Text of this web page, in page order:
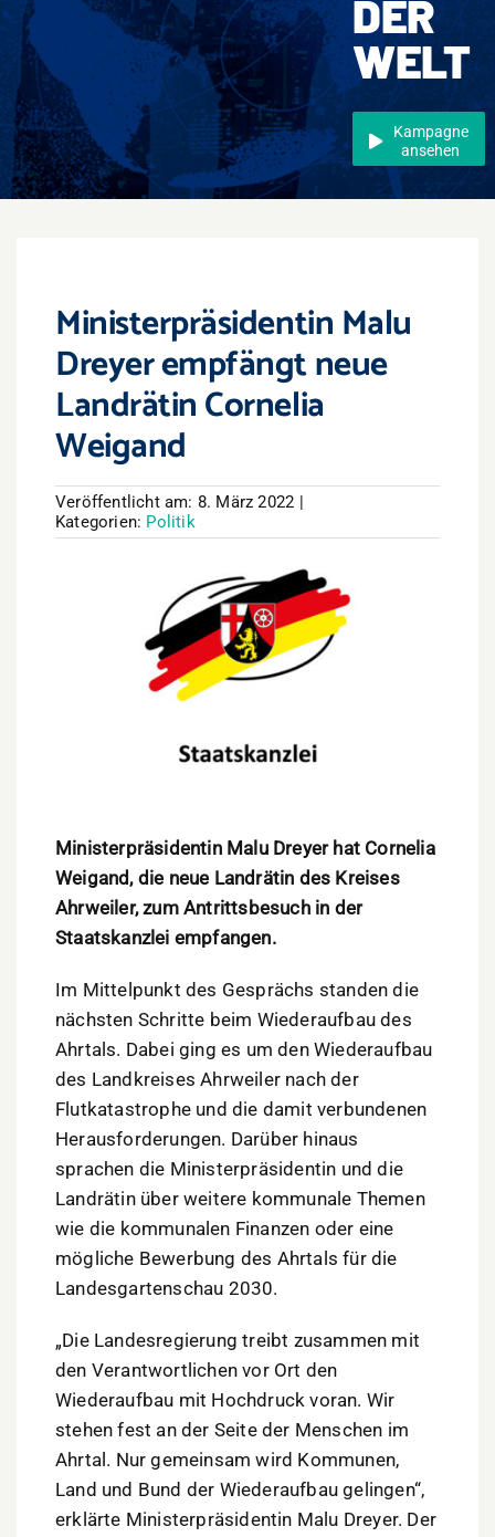
Events
Überregional
Jobs
Newsletter
DER
WELT
Kampagne
ansehen
Ministerpräsidentin Malu
Dreyer empfängt neue
Landrätin Cornelia
Weigand
Veröffentlicht am: 8. März 2022 |
Kategorien: Politik
Ministerpräsidentin Malu Dreyer hat Cornelia
Weigand, die neue Landrätin des Kreises
Ahrweiler, zum Antrittsbesuch in der
Staatskanzlei empfangen.
Im Mittelpunkt des Gesprächs standen die
nächsten Schritte beim Wiederaufbau des
Ahrtals. Dabei ging es um den Wiederaufbau
des Landkreises Ahrweiler nach der
Flutkatastrophe und die damit verbundenen
Herausforderungen. Darüber hinaus
sprachen die Ministerpräsidentin und die
Landrätin über weitere kommunale Themen
wie die kommunalen Finanzen oder eine
mögliche Bewerbung des Ahrtals für die
Landesgartenschau 2030.
„Die Landesregierung treibt zusammen mit
den Verantwortlichen vor Ort den
Wiederaufbau mit Hochdruck voran. Wir
stehen fest an der Seite der Menschen im
Ahrtal. Nur gemeinsam wird Kommunen,
Land und Bund der Wiederaufbau gelingen“,
erklärte Ministerpräsidentin Malu Dreyer. Der